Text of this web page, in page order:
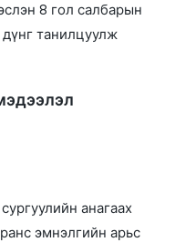
8 гол салбарын
танилцуулж
анагаах
эмнэлгийн арьс